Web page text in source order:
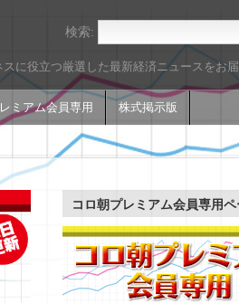
に役立つ厳選した最新経済ニュースをお
ミアム会員専用 株式掲示版
検索:
コロ朝プレミアム会員専用